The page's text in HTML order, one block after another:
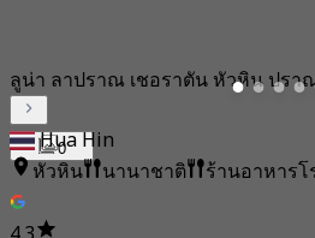
0
ลูน่า ลาปราณ เชอราตัน หัวหิน ปรา
Hua Hin
หัวหิน
นานาชาติ ร้านอาหารโ